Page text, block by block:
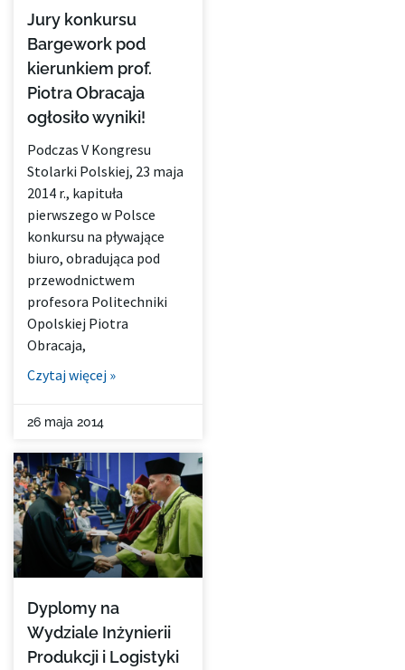
Jury konkursu
Bargework pod
kierunkiem prof.
Piotra Obracaja
ogłosiło wyniki!
Podczas V Kongresu
Stolarki Polskiej, 23 maja
2014 r., kapituła
pierwszego w Polsce
konkursu na pływające
biuro, obradująca pod
przewodnictwem
profesora Politechniki
Opolskiej Piotra
Obracaja,
Czytaj więcej »
26 maja 2014
Dyplomy na
Wydziale Inżynierii
Produkcji i Logistyki